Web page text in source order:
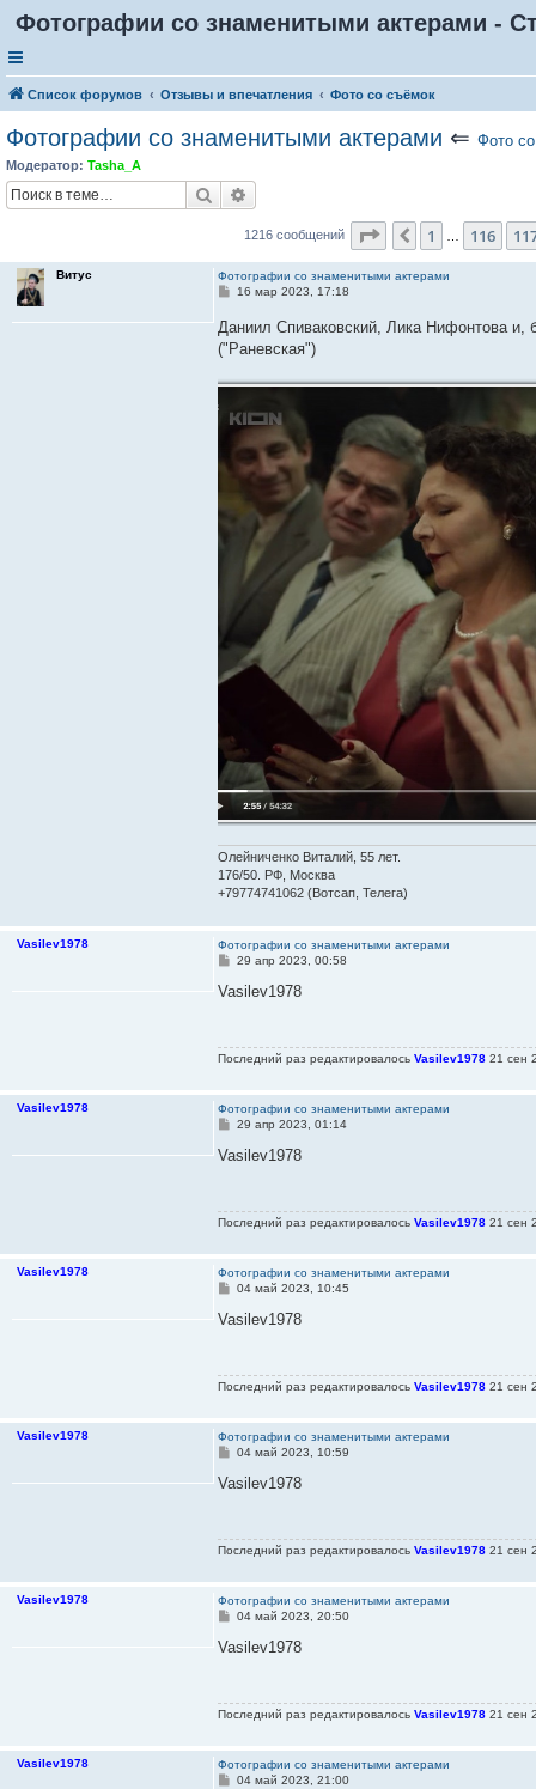
Фотографии со знаменитыми актерами -
Список форумов Отзывы и впечатления Фото со съёмок
Фотографии со знаменитыми актерами ⇐ Фото
Модератор: Tasha_A
Поиск
1216 сообщений Страница 118из
Пред.
1 116
Витус
Фотографии со знаменитыми актерами
С
б
щ
и
16 мар 2023, 17:18
Даниил Спиваковский, Лика Нифонтова и,
("Раневская")
Олейниченко Виталий, 55 лет.
176/50. РФ, Москва
+79774741062 (Вотсап, Телега)
Vasilev1978
Фотографии со знаменитыми актерами
С
о
н
и
29 апр 2023, 00:58
Vasilev1978
Последний раз редактировалосьVasilev1978 21 сен
Vasilev1978
Фотографии со знаменитыми актерами
С
о
н
и
29 апр 2023, 01:14
Vasilev1978
Последний раз редактировалосьVasilev1978 21 сен
Vasilev1978
Фотографии со знаменитыми актерами
С
о
н
и
04 май 2023, 10:45
Vasilev1978
Последний раз редактировалосьVasilev1978 21 сен
Vasilev1978
Фотографии со знаменитыми актерами
С
о
н
и
04 май 2023, 10:59
Vasilev1978
Последний раз редактировалосьVasilev1978 21 сен
Vasilev1978
Фотографии со знаменитыми актерами
С
о
н
и
04 май 2023, 20:50
Vasilev1978
Последний раз редактировалосьVasilev1978 21 сен
Vasilev1978
Фотографии со знаменитыми актерами
С04 май 2023, 21:00